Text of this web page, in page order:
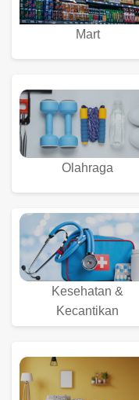
Mart
Olahraga
Kesehatan &
Kecantikan